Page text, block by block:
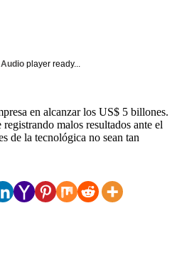
player ready...
en alcanzar los US$ 5 billones.
malos resultados ante el
de la tecnológica no sean tan